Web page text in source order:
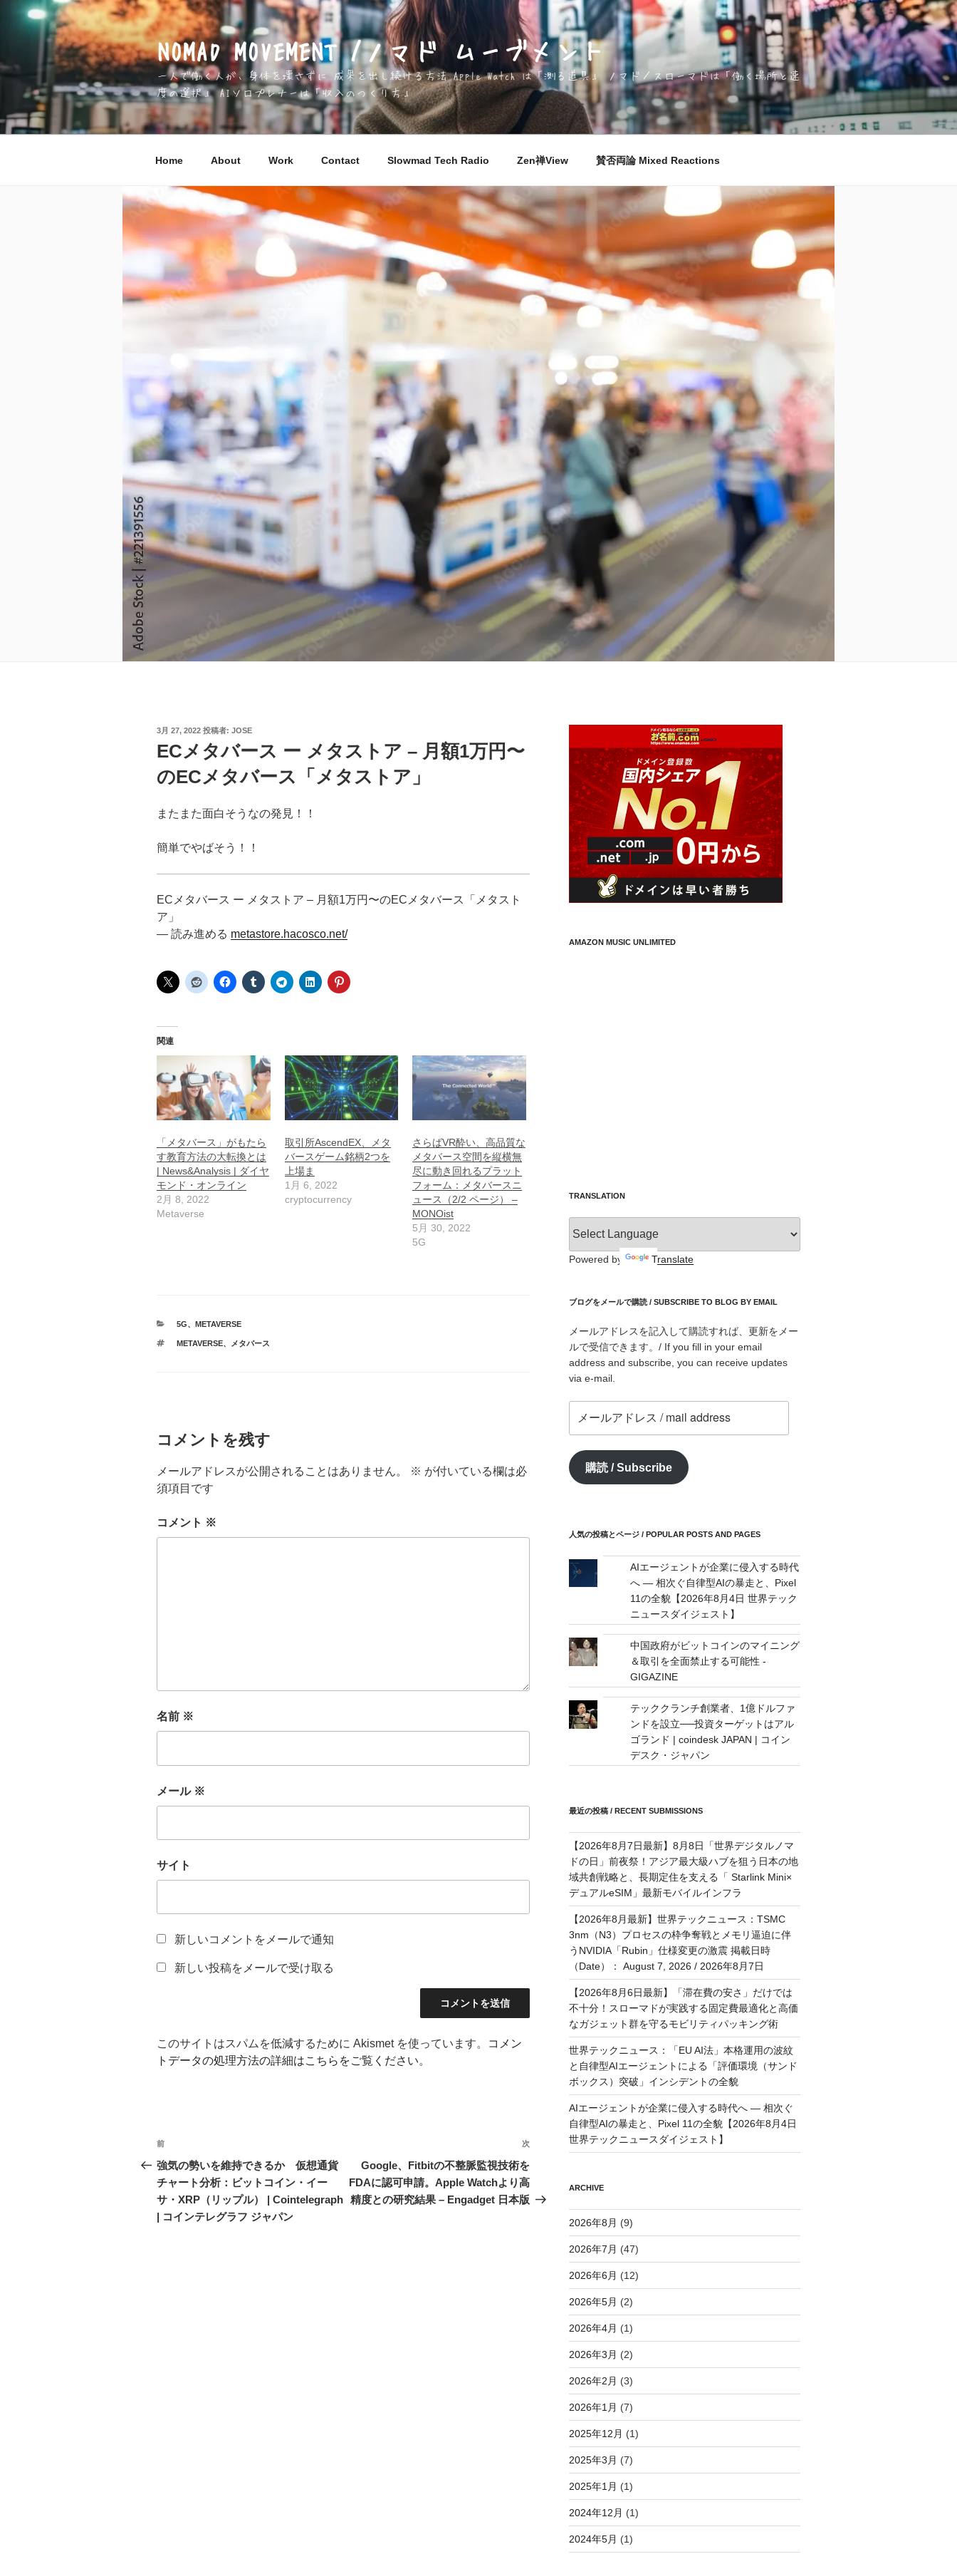
キ
NOMAD MOVEMENT /ノマド ムーブメント
一人で働く人が、身体を壊さずに 成果を出し続ける方法 Apple Watch は「測る道具」 ノマド／スローマドは「働く場所と速
度の選択」 AIソロプレナーは「収入のつくり方」
Home About Work Contact Slowmad Tech Radio Zen禅View 賛否両論 Mixed Reactions
投
日:
3月 27, 2022 投稿者: JOSE
ECメタバース ー メタストア – 月額1万円〜
のECメタバース「メタストア」
またまた面白そうなの発見！！
簡単でやばそう！！
ECメタバース ー メタストア – 月額1万円〜のECメタバース「メタスト
ア」
— 読み進める metastore.hacosco.net/
関連
「メタバース」がもたら
す教育方法の大転換とは
| News&Analysis | ダイヤ
モンド・オンライン
2月 8, 2022
Metaverse
取引所AscendEX、メタ
バースゲーム銘柄2つを
上場ま
1月 6, 2022
cryptocurrency
さらばVR酔い、高品質な
メタバース空間を縦横無
尽に動き回れるプラット
フォーム：メタバースニ
ュース（2/2 ページ） –
MONOist
5月 30, 2022
5G
カ
ゴ
5G、 METAVERSE
タ
METAVERSE、 メタバース
コメントを残す
メールアドレスが公開されることはありません。 ※ が付いている欄は必
須項目です
コメント ※
名前 ※
メール ※
サイト
新しいコメントをメールで通知
新しい投稿をメールで受け取る
このサイトはスパムを低減するために Akismet を使っています。
コメン
トデータの処理方法の詳細はこちらをご覧ください。
投
稿
ナ
ビ
前
の
投
稿
前
強気の勢いを維持できるか 仮想通貨
チャート分析：ビットコイン・イー
サ・XRP（リップル） | Cointelegraph
| コインテレグラフ ジャパン
次
の
投
稿
次
Google、Fitbitの不整脈監視技術を
FDAに認可申請。Apple Watchより高
精度との研究結果 – Engadget 日本版
AMAZON MUSIC UNLIMITED
TRANSLATION
Powered by Translate
ブログをメールで購読 / SUBSCRIBE TO BLOG BY EMAIL
メールアドレスを記入して購読すれば、更新をメー
ルで受信できます。/ If you fill in your email
address and subscribe, you can receive updates
via e-mail.
ア
ド
mail
購読 / Subscribe
人気の投稿とページ / POPULAR POSTS AND PAGES
AIエージェントが企業に侵入する時代
へ — 相次ぐ自律型AIの暴走と、Pixel
11の全貌【2026年8月4日 世界テック
ニュースダイジェスト】
中国政府がビットコインのマイニング
＆取引を全面禁止する可能性 -
GIGAZINE
テッククランチ創業者、1億ドルファ
ンドを設立──投資ターゲットはアル
ゴランド | coindesk JAPAN | コイン
デスク・ジャパン
最近の投稿 / RECENT SUBMISSIONS
【2026年8月7日最新】8月8日「世界デジタルノマ
ドの日」前夜祭！アジア最大級ハブを狙う日本の地
域共創戦略と、長期定住を支える「 Starlink Mini×
デュアルeSIM」最新モバイルインフラ
【2026年8月最新】世界テックニュース：TSMC
3nm（N3）プロセスの枠争奪戦とメモリ逼迫に伴
うNVIDIA「Rubin」仕様変更の激震 掲載日時
（Date）： August 7, 2026 / 2026年8月7日
【2026年8月6日最新】「滞在費の安さ」だけでは
不十分！スローマドが実践する固定費最適化と高価
なガジェット群を守るモビリティパッキング術
世界テックニュース：「EU AI法」本格運用の波紋
と自律型AIエージェントによる「評価環境（サンド
ボックス）突破」インシデントの全貌
AIエージェントが企業に侵入する時代へ — 相次ぐ
自律型AIの暴走と、Pixel 11の全貌【2026年8月4日
世界テックニュースダイジェスト】
ARCHIVE
2026年8月 (9)
2026年7月 (47)
2026年6月 (12)
2026年5月 (2)
2026年4月 (1)
2026年3月 (2)
2026年2月 (3)
2026年1月 (7)
2025年12月 (1)
2025年3月 (7)
2025年1月 (1)
2024年12月 (1)
2024年5月 (1)